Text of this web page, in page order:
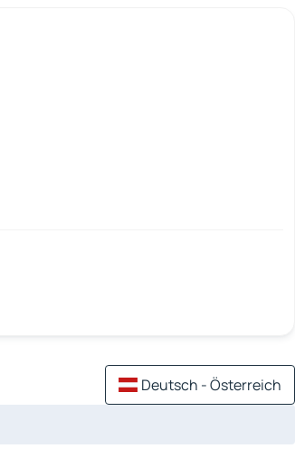
Deutsch - Österreich